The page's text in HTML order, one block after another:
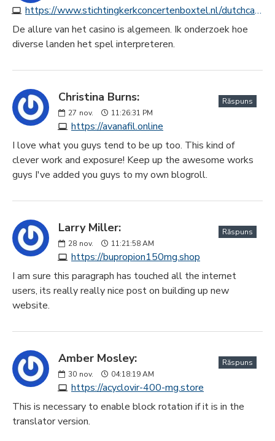
https://www.stichtingkerkconcertenboxtel.nl/dutchcasinos/reactoonz
De allure van het casino is algemeen. Ik onderzoek hoe
diverse landen het spel interpreteren.
Christina Burns:
27 nov. 11:26:31 PM
https://avanafil.online
Răspuns
I love what you guys tend to be up too. This kind of
clever work and exposure! Keep up the awesome works
guys I've added you guys to my own blogroll.
Larry Miller:
28 nov. 11:21:58 AM
https://bupropion150mg.shop
Răspuns
I am sure this paragraph has touched all the internet
users, its really really nice post on building up new
website.
Amber Mosley:
30 nov. 04:18:19 AM
https://acyclovir-400-mg.store
Răspuns
This is necessary to enable block rotation if it is in the
translator version.